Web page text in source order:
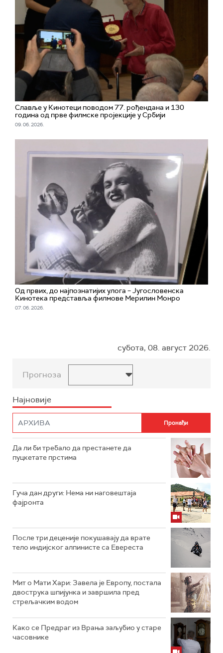
Славље у Кинотеци поводом 77. рођендана и 130
година од прве филмске пројекције у Србији
09. 06. 2026.
Од првих, до најпознатијих улога – Југословенска
Кинотека представља филмове Мерилин Монро
07. 06. 2026.
субота, 08. август 2026.
Прогноза
Најновије
Да ли би требало да престанете да
пуцкетате прстима
Гуча дан други: Нема ни наговештаја
фајронта
После три деценије покушавају да врате
тело индијског алпинисте са Евереста
Мит о Мати Хари: Завела је Европу, постала
двострука шпијунка и завршила пред
стрељачким водом
Како се Предраг из Врања заљубио у старе
часовнике